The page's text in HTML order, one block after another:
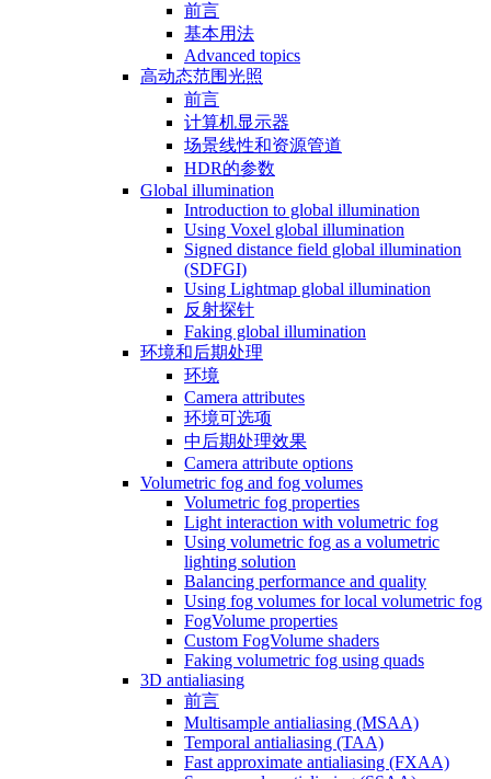
前言
基本用法
Advanced topics
高动态范围光照
前言
计算机显示器
场景线性和资源管道
HDR的参数
Global illumination
Introduction to global illumination
Using Voxel global illumination
Signed distance field global illumination
(SDFGI)
Using Lightmap global illumination
反射探针
Faking global illumination
环境和后期处理
环境
Camera attributes
环境可选项
中后期处理效果
Camera attribute options
Volumetric fog and fog volumes
Volumetric fog properties
Light interaction with volumetric fog
Using volumetric fog as a volumetric
lighting solution
Balancing performance and quality
Using fog volumes for local volumetric fog
FogVolume properties
Custom FogVolume shaders
Faking volumetric fog using quads
3D antialiasing
前言
Multisample antialiasing (MSAA)
Temporal antialiasing (TAA)
Fast approximate antialiasing (FXAA)